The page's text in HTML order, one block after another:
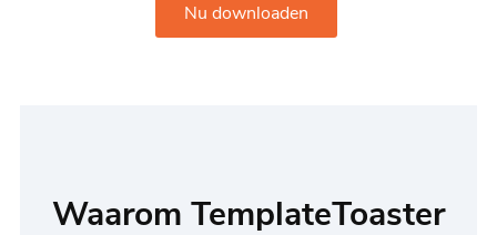
Nu downloaden
Waarom TemplateToaster